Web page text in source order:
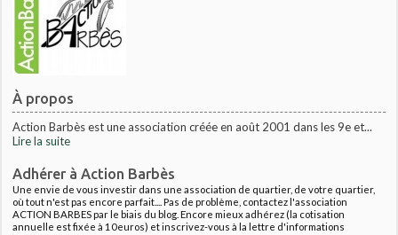
À propos
Action Barbès est une association créée en août 2001 dans les 9e et...
Lire la suite
Adhérer à Action Barbès
Une envie de vous investir dans une association de quartier, de votre quartier,
où tout n'est pas encore parfait.... Pas de problème, contactez l'association
ACTION BARBES par le biais du blog. Encore mieux adhérez (la cotisation
annuelle est fixée à 10euros) et inscrivez-vous à la lettre d'informations